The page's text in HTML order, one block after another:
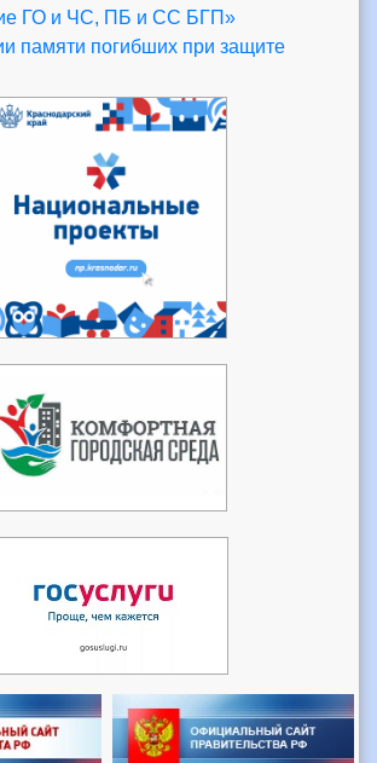
ГО и ЧС, ПБ и СС БГП»
памяти погибших при защите